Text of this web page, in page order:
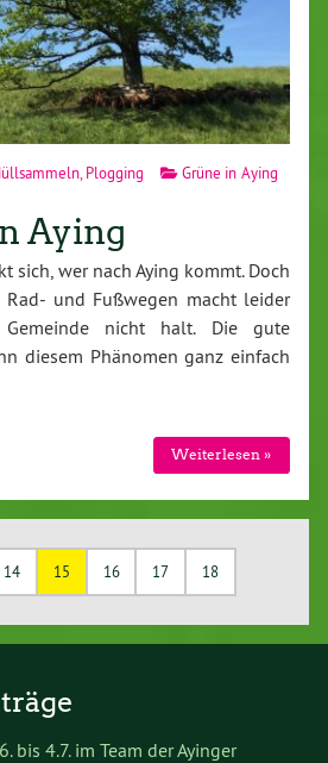
,Plogging
Grüne in Aying
Aying
sich, wer nach Aying kommt. Doch
und Fußwegen macht leider
nicht halt. Die gute
diesem Phänomen ganz einfach
Weiterlesen »
14 15 16 17 18
bis 4.7. im Team der Ayinger